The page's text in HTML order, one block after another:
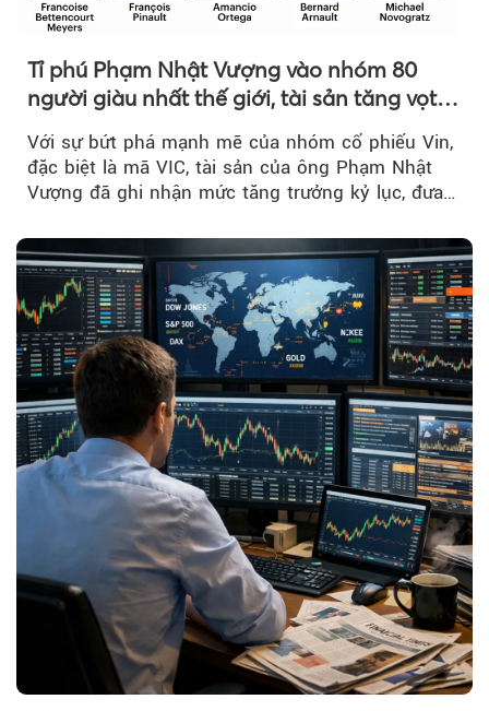
Tỉ phú Phạm Nhật Vượng vào nhóm 80
người giàu nhất thế giới, tài sản tăng vọt
Với sự bứt phá mạnh mẽ của nhóm cổ phiếu Vin,
đặc biệt là mã VIC, tài sản của ông Phạm Nhật
Vượng đã ghi nhận mức tăng trưởng kỷ lục, đưa